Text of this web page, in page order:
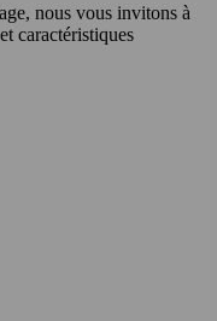
nous vous invitons à
caractéristiques